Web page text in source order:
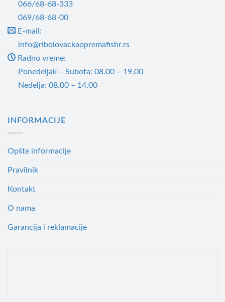
066/68-68-333
069/68-68-00
E-mail:
info@ribolovackaopremafishr.rs
Radno vreme:
Ponedeljak – Subota: 08.00 – 19.00
Nedelja: 08.00 – 14.00
INFORMACIJE
Opšte informacije
Pravilnik
Kontakt
O nama
Garancija i reklamacije